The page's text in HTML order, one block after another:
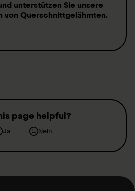
unterstützen Sie unsere
von Querschnittgelähmten.
page helpful?
Ja Nein